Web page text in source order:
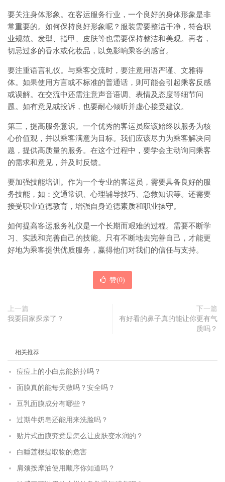
要关注身体形象。在客运服务行业，一个良好的身体形象是非
常重要的。如何保持良好形象呢？服装需要整洁干净，符合职
业规范。发型、指甲、皮肤等也需要保持整洁和美观。再者，
切忌过多的香水或化妆品，以免影响乘客的感官。
要注重语言礼仪。与乘客交流时，要注意用语严谨、文雅得
体。如果使用方言或不标准的普通话，则可能会引起乘客反感
或误解。在交流中还需注意声音语调、表情及态度等细节问
题。如有意见或投诉，也要耐心倾听并虚心接受建议。
第三，提高服务意识。一个优秀的客运员应该始终以服务为核
心价值观，并以乘客满意为目标。我们应该尽力为乘客解决问
题，提供高质量的服务。在这个过程中，要学会主动询问乘客
的需求和意见，并及时反馈。
要加强技能培训。作为一个专业的客运员，需要具备良好的服
务技能，如：交通常识、心理辅导技巧、急救知识等。还需要
接受职业道德教育，增强自身道德素质和职业操守。
如何提高客运服务礼仪是一个长期而艰难的过程。需要不断学
习、实践和完善自己的技能。只有不断地去完善自己，才能更
好地为乘客提供优质服务，赢得他们对我们的信任与支持。
赞(0)
上一篇
我要回家探亲了？
下一篇
有好看的鼻子真的能让你更有气
质吗？
相关推荐
痘痘上的小白点能挤掉吗？
面膜真的能每天敷吗？安全吗？
豆乳面膜成分有哪些？
过期牛奶皂还能用来洗脸吗？
贴片式面膜究竟是怎么让皮肤变水润的？
白睡莲根提取物的危害
肩颈按摩油使用顺序你知道吗？